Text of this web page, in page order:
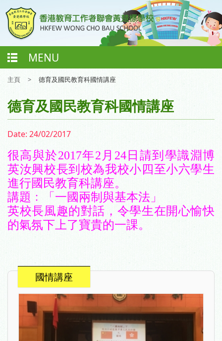
MENU
主頁 > 德育及國民教育科國情講座
德育及國民教育科國情講座
Date: 24/02/2017
很高與於2017年2 月 24日請到 學識淵博
英汝興校長到校為我校小四至小六學生
進行國民教育科講座。
講題﹕
「一國兩制與基本法」
英校長風趣的對話，令學生在開心愉快
的氣氛下上了寶貴的一課。
國情講座